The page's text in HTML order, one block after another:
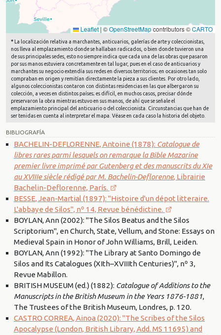
Leaflet | ©OpenStreetMapcontributors ©CARTO
* La localización relativa a marchantes, anticuarios, galerías de arte y coleccionistas,
nos lleva al emplazamiento donde se hallaban radicados, o bien donde tuvieron una
de sus principales sedes, esto no siempre indica que cada una de las obras que pasaron
por sus manos estuviera concretamente en tal lugar, pues en el caso de anticuarios y
marchantes su negocio extendía sus redes en diversos territorios; en ocasiones tan solo
compraban en origen y remitían directamente la pieza a sus clientes. Por otro lado,
algunos coleccionistas contaron con distintas residencias en las que albergaron su
colección, a veces en distintos países; es difícil, en muchos casos, precisar dónde
preservaron la obra mientras estuvo en sus manos, de ahí que se señale el
emplazamiento principal del anticuario o del coleccionista. Circunstancias que han de
ser tenidas en cuenta al interpretar el mapa. Véase en cada caso la historia del objeto.
BIBLIOGRAFÍA
BACHELIN-DEFLORENNE, Antoine (1878): Catalogue de
libres rares parmi lesquels on remarque la Bible Mazarine
premier livre imprimé par Gutenberg et des manuscrits du XIe
au XVIIIe siècle rédigé par M. Bachelin-Deflorenne, Librairie
Bachelin-Deflorenne, París.
BESSE, Jean-Martial (1897): "Histoire d'un dépot litteraire.
L'abbaye de Silos", nº 14, Revue bénédictine.
BOYLAN, Ann (2002): "The Silos Beatus and the Silos
Scriptorium", en Church, State, Vellum, and Stone: Essays on
Medieval Spain in Honor of John Williams, Brill, Leiden.
BOYLAN, Ann (1992): "The Library at Santo Domingo de
Silos and Its Catalogues (XIth–XVIIIth Centuries)", nº 3,
Revue Mabillon.
BRITISH MUSEUM (ed.) (1882): Catalogue of Additions to the
Manuscripts in the British Museum in the Years 1876-1881,
The Trustees of the British Museum, Londres, p. 120.
CASTRO CORREA, Ainoa (2020): "The Scribes of the Silos
Apocalypse (London, British Library, Add. MS 11695) and